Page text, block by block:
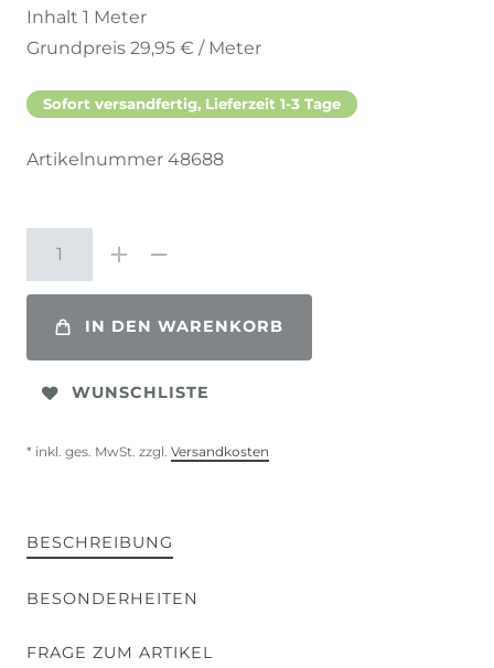
Inhalt 1 Meter
Grundpreis 29,95 € / Meter
Sofort versandfertig, Lieferzeit 1-3 Tage
Artikelnummer 48688
IN DEN WARENKORB
WUNSCHLISTE
* inkl. ges. MwSt. zzgl. Versandkosten
BESCHREIBUNG
BESONDERHEITEN
FRAGE ZUM ARTIKEL